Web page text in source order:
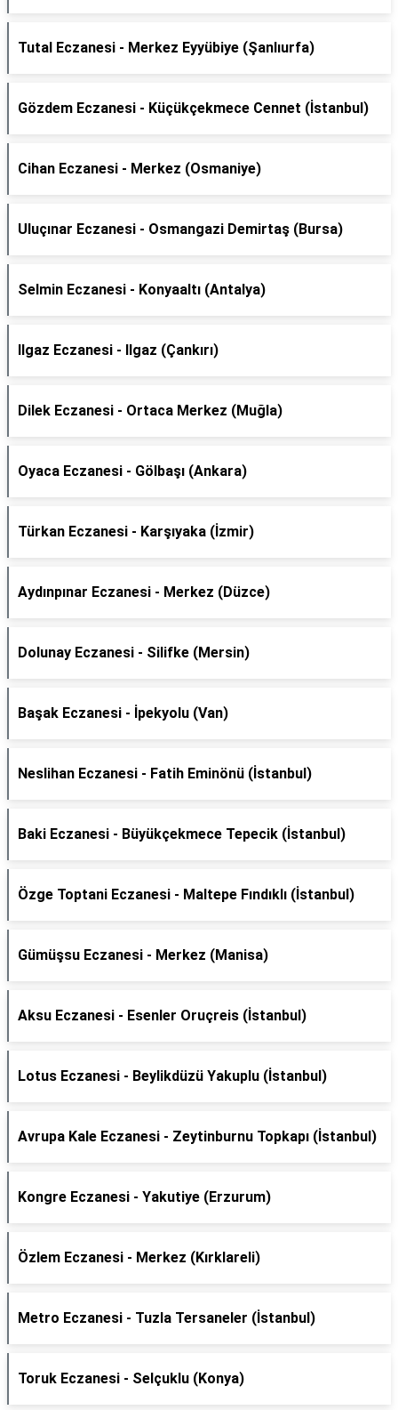
Tutal Eczanesi - Merkez Eyyübiye (Şanlıurfa)
Gözdem Eczanesi - Küçükçekmece Cennet (İstanbul)
Cihan Eczanesi - Merkez (Osmaniye)
Uluçınar Eczanesi - Osmangazi Demirtaş (Bursa)
Selmin Eczanesi - Konyaaltı (Antalya)
Ilgaz Eczanesi - Ilgaz (Çankırı)
Dilek Eczanesi - Ortaca Merkez (Muğla)
Oyaca Eczanesi - Gölbaşı (Ankara)
Türkan Eczanesi - Karşıyaka (İzmir)
Aydınpınar Eczanesi - Merkez (Düzce)
Dolunay Eczanesi - Silifke (Mersin)
Başak Eczanesi - İpekyolu (Van)
Neslihan Eczanesi - Fatih Eminönü (İstanbul)
Baki Eczanesi - Büyükçekmece Tepecik (İstanbul)
Özge Toptani Eczanesi - Maltepe Fındıklı (İstanbul)
Gümüşsu Eczanesi - Merkez (Manisa)
Aksu Eczanesi - Esenler Oruçreis (İstanbul)
Lotus Eczanesi - Beylikdüzü Yakuplu (İstanbul)
Avrupa Kale Eczanesi - Zeytinburnu Topkapı (İstanbul)
Kongre Eczanesi - Yakutiye (Erzurum)
Özlem Eczanesi - Merkez (Kırklareli)
Metro Eczanesi - Tuzla Tersaneler (İstanbul)
Toruk Eczanesi - Selçuklu (Konya)